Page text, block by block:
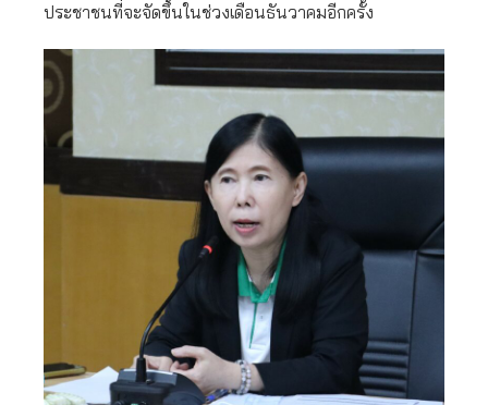
ประชาชนที่จะจัดขึ้นในช่วงเดือนธันวาคมอีกครั้ง